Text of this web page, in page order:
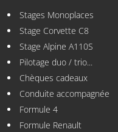
Stages Monoplaces
Stage Corvette C8
Stage Alpine A110S
Pilotage duo / trio...
Chèques cadeaux
Conduite accompagnée
Formule 4
Formule Renault